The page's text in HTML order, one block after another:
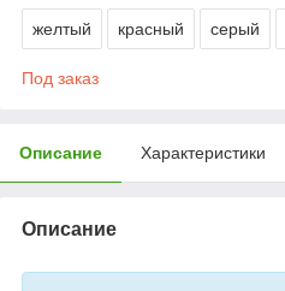
желтый красный серый
Под заказ
Описание Характеристики
Описание